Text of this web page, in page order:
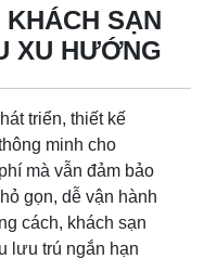
SẠN
XU HƯỚNG
triển, thiết kế
minh cho
mà vẫn đảm bảo
gọn, dễ vận hành
cách, khách sạn
lưu trú ngắn hạn